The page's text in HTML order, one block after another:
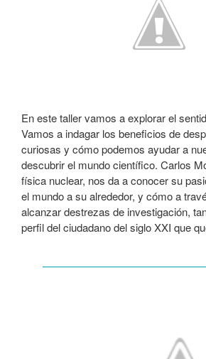
En este taller vamos a explorar el
Vamos a indagar los beneficios de
curiosas y cómo podemos ayudar a
descubrir el mundo científico. Carlos
física nuclear, nos da a conocer su
el mundo a su alrededor, y cómo a
alcanzar destrezas de investigación,
perfil del ciudadano del siglo XXI que